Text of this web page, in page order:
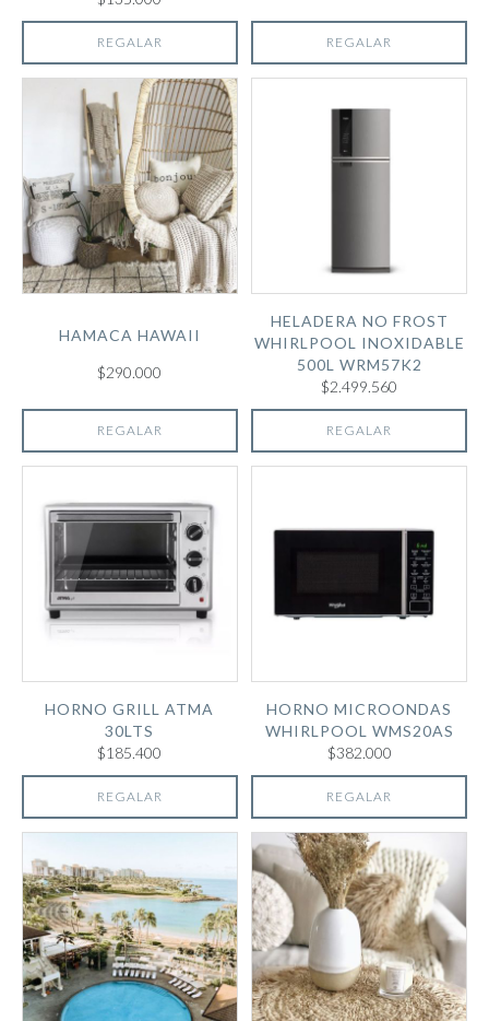
REGALAR REGALAR
HAMACA HAWAII
$290.000
REGALAR
HELADERA NO FROST
WHIRLPOOL INOXIDABLE
500L WRM57K2
$2.499.560
REGALAR
HORNO GRILL ATMA
30LTS
$185.400
REGALAR
HORNO MICROONDAS
WHIRLPOOL WMS20AS
$382.000
REGALAR